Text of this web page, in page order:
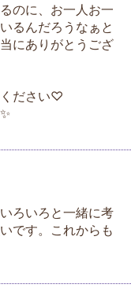
のに、お一人お一
るんだろうなぁと
にありがとうござ
ください♡
ろいろと一緒に考
です。これからも